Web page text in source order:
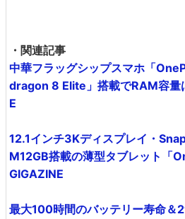
・関連記事
中華フラッグシップスマホ「
dragon 8 Elite」搭載でRAM容量
E
12.1インチ3Kディスプレイ・
M12GB搭載の薄型タブレット「
GIGAZINE
最大100時間のバッテリー寿命＆